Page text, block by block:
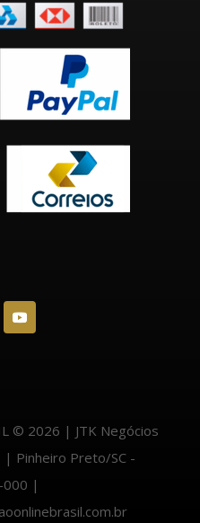
© 2026 | JTK Negócios
Pinheiro Preto/SC -
000 |